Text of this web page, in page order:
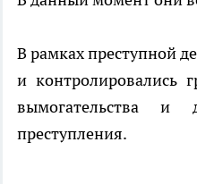
В рамках преступной
и контролировались
вымогательства и
преступления.